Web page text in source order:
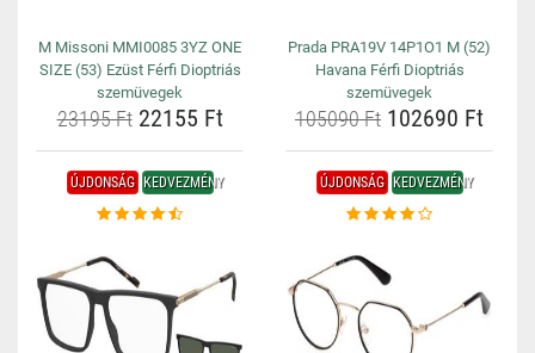
M Missoni MMI0085 3YZ ONE
SIZE (53) Ezüst Férfi Dioptriás
szemüvegek
23195 Ft22155 Ft
Prada PRA19V 14P1O1 M (52)
Havana Férfi Dioptriás
szemüvegek
105090 Ft 102690 Ft
ÚJDONSÁG KEDVEZMÉNY ÚJDONSÁG KEDVEZMÉNY